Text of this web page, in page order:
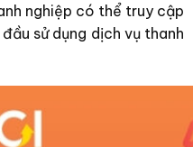
nghiệp có thể truy cập
sử dụng dịch vụ thanh